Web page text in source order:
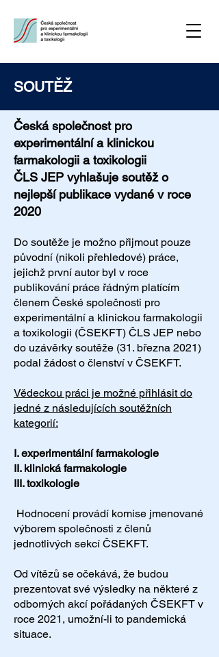
SOUTĚŽ
Česká společnost pro
experimentální a klinickou
farmakologii a toxikologii
ČLS JEP vyhlašuje soutěž o
nejlepší publikace vydané v roce
2020
Do soutěže je možno přijmout pouze
původní (nikoli přehledové) práce,
jejichž první autor byl v roce
publikování práce řádným platícím
členem České společnosti pro
experimentální a klinickou farmakologii
a toxikologii (ČSEKFT) ČLS JEP nebo
do uzávěrky soutěže (31. března 2021)
podal žádost o členství v ČSEKFT.
Vědeckou práci je možné přihlásit do
jedné z následujících soutěžních
kategorií:
I. experimentální farmakologie
II. klinická farmakologie
III. toxikologie
Hodnocení provádí komise jmenované
výborem společnosti z členů
jednotlivých sekcí ČSEKFT.
Od vítězů se očekává, že budou
prezentovat své výsledky na některé z
odborných akcí pořádaných ČSEKFT v
roce 2021, umožní-li to pandemická
situace.